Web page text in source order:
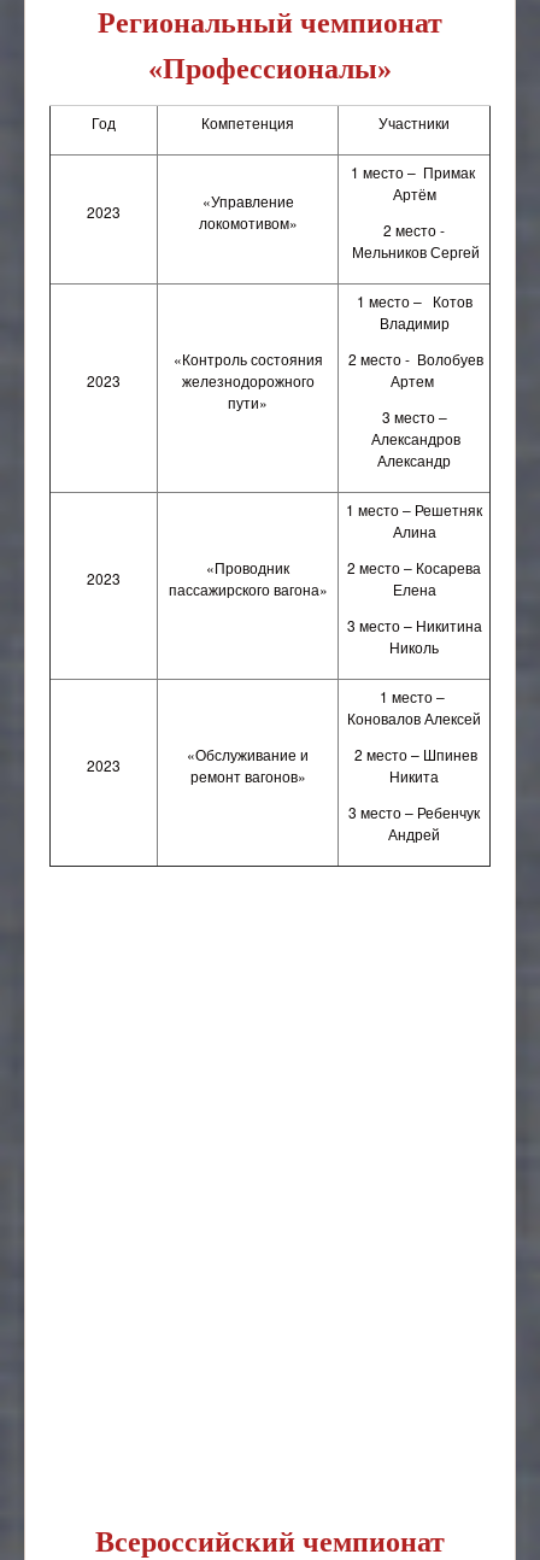
Региональный чемпионат
«Профессионалы»
Год Компетенция Участники
2023
«Управление
локомотивом»
1 место – Примак
Артём
2 место -
Мельников Сергей
2023
«Контроль состояния
железнодорожного
пути»
1 место – Котов
Владимир
2 место - Волобуев
Артем
3 место –
Александров
Александр
2023
«Проводник
пассажирского вагона»
1 место – Решетняк
Алина
2 место – Косарева
Елена
3 место – Никитина
Николь
2023
«Обслуживание и
ремонт вагонов»
1 место –
Коновалов Алексей
2 место – Шпинев
Никита
3 место – Ребенчук
Андрей
Всероссийский чемпионат